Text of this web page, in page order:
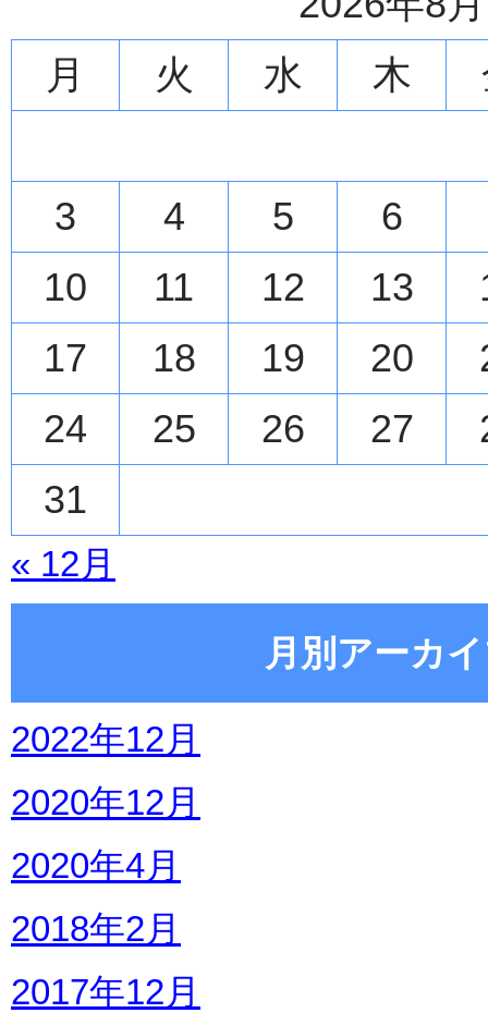
月
火 水 木
3 4 5
6
10
11 12 13
17
18 19 20
24
25 26 27
31
« 12月
月別アーカ
2022年12月
2020年12月
2020年4月
2018年2月
2017年12月